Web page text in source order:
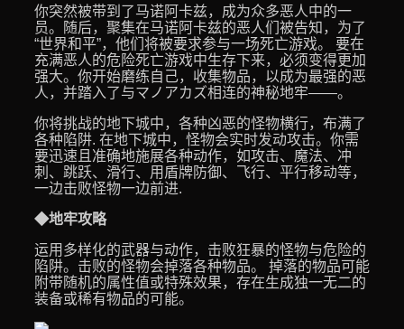
你突然被带到了马诺阿卡兹，成为众多恶人中的一
员。随后，聚集在马诺阿卡兹的恶人们被告知，为了
“世界和平”，他们将被要求参与一场死亡游戏。 要在
充满恶人的危险死亡游戏中生存下来，必须变得更加
强大。你开始磨练自己，收集物品，以成为最强的恶
人，并踏入了与マノアカズ相连的神秘地牢——。
你将挑战的地下城中，各种凶恶的怪物横行，布满了
各种陷阱. 在地下城中，怪物会实时发动攻击。你需
要迅速且准确地施展各种动作，如攻击、魔法、冲
刺、跳跃、滑行、用盾牌防御、飞行、平行移动等，
一边击败怪物一边前进.
◆地牢攻略
运用多样化的武器与动作，击败狂暴的怪物与危险的
陷阱。击败的怪物会掉落各种物品。 掉落的物品可能
附带随机的属性值或特殊效果，存在生成独一无二的
装备或稀有物品的可能。